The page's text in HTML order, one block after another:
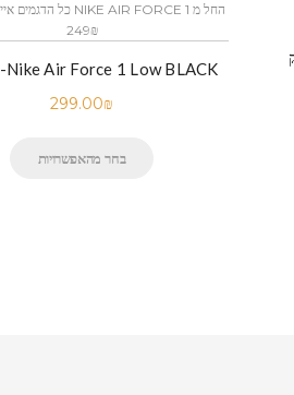
249₪
נעלי נייק-Nike Air Force 1 Low BLACK
299.00₪
בחר מהאפשרויות